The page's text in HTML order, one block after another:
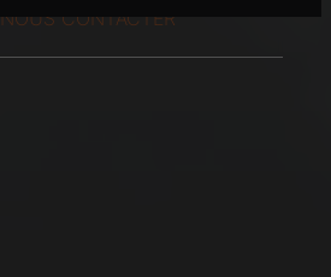
NOUS CONTACTER